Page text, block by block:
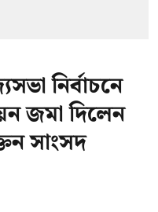
নির্বাচনে
জমা দিলেন
সাংসদ